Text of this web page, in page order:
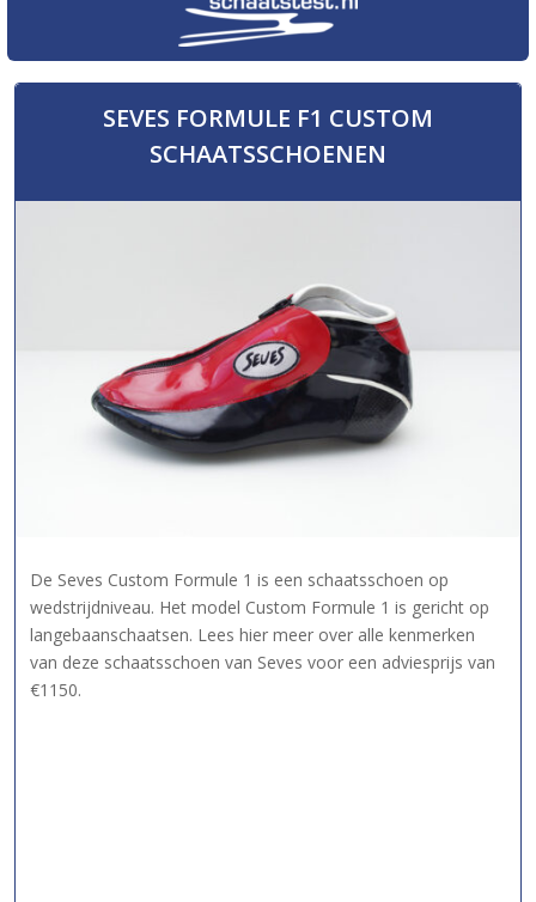
SEVES FORMULE F1 CUSTOM
SCHAATSSCHOENEN
De Seves Custom Formule 1 is een schaatsschoen op
wedstrijdniveau. Het model Custom Formule 1 is gericht op
langebaanschaatsen. Lees hier meer over alle kenmerken
van deze schaatsschoen van Seves voor een adviesprijs van
€1150.